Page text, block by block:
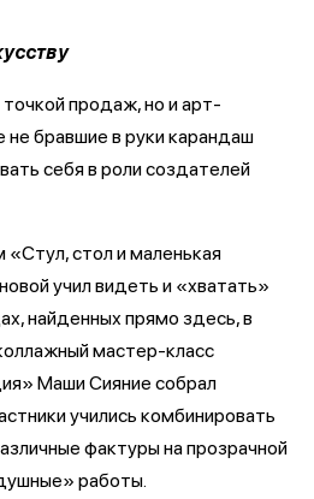
продаж, но и арт-
бравшие в руки карандаш
себя в роли создателей
«Стул, стол и маленькая
учил видеть и «хватать»
найденных прямо здесь, в
мастер-класс
Маши Сияние собрал
учились комбинировать
фактуры на прозрачной
работы.